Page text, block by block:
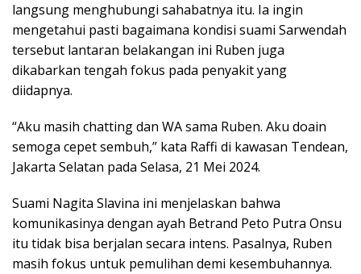
langsung menghubungi sahabatnya itu. Ia ingin
mengetahui pasti bagaimana kondisi suami Sarwendah
tersebut lantaran belakangan ini Ruben juga
dikabarkan tengah fokus pada penyakit yang
diidapnya.
“Aku masih chatting dan WA sama Ruben. Aku doain
semoga cepet sembuh,” kata Raffi di kawasan Tendean,
Jakarta Selatan pada Selasa, 21 Mei 2024.
Suami Nagita Slavina ini menjelaskan bahwa
komunikasinya dengan ayah Betrand Peto Putra Onsu
itu tidak bisa berjalan secara intens. Pasalnya, Ruben
masih fokus untuk pemulihan demi kesembuhannya.